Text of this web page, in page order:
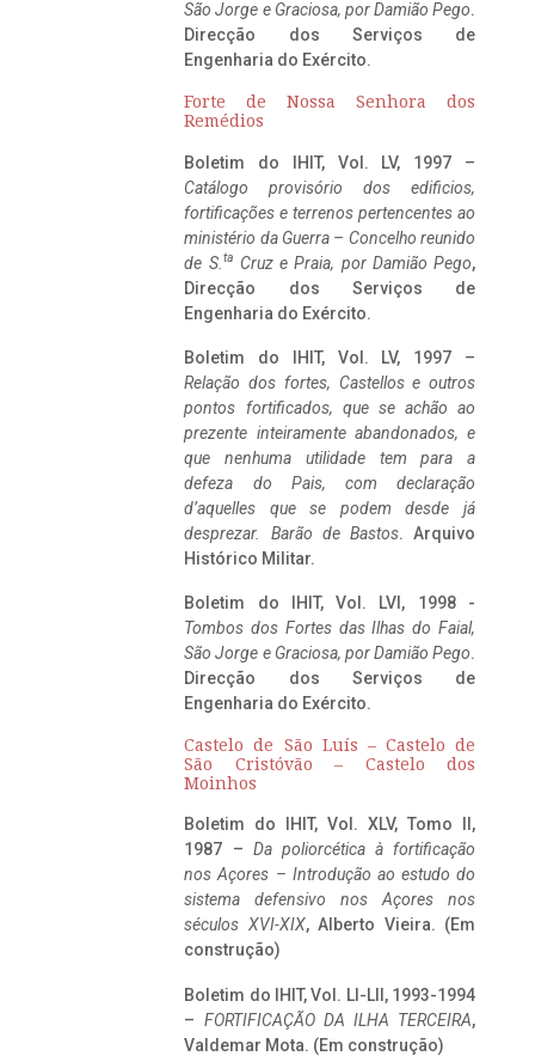
São Jorge e Graciosa, por Damião Pego.
Direcção dos Serviços de
Engenharia do Exército.
Forte de Nossa Senhora dos
Remédios
Boletim do IHIT, Vol. LV, 1997 –
Catálogo provisório dos edificios,
fortificações e terrenos pertencentes ao
ministério da Guerra – Concelho reunido
de S. ta Cruz e Praia, por Damião Pego,
Direcção dos Serviços de
Engenharia do Exército.
Boletim do IHIT, Vol. LV, 1997 –
Relação dos fortes, Castellos e outros
pontos fortificados, que se achão ao
prezente inteiramente abandonados, e
que nenhuma utilidade tem para a
defeza do Pais, com declaração
d’aquelles que se podem desde já
desprezar. Barão de Bastos. Arquivo
Histórico Militar.
Boletim do IHIT, Vol. LVI, 1998 -
Tombos dos Fortes das Ilhas do Faial,
São Jorge e Graciosa, por Damião Pego.
Direcção dos Serviços de
Engenharia do Exército.
Castelo de São Luís – Castelo de
São Cristóvão – Castelo dos
Moinhos
Boletim do IHIT, Vol. XLV, Tomo II,
1987 – Da poliorcética à fortificação
nos Açores – Introdução ao estudo do
sistema defensivo nos Açores nos
séculos XVI-XIX, Alberto Vieira. (Em
construção)
Boletim do IHIT, Vol. LI-LII, 1993-1994
– FORTIFICAÇÃO DA ILHA TERCEIRA,
Valdemar Mota. (Em construção)